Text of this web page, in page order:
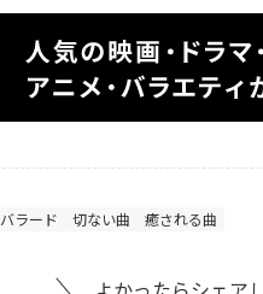
バラード 切ない曲 癒される曲